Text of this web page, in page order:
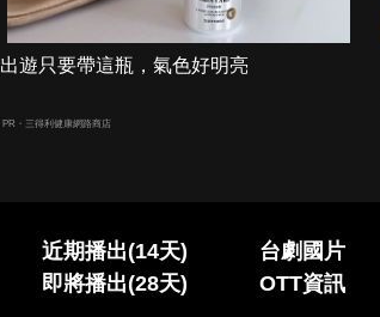
出遊只要帶這瓶，氣色好明亮
PR・三得利健康網路商店
近期播出(14天)
即將播出(28天)
台劇國片
OTT資訊